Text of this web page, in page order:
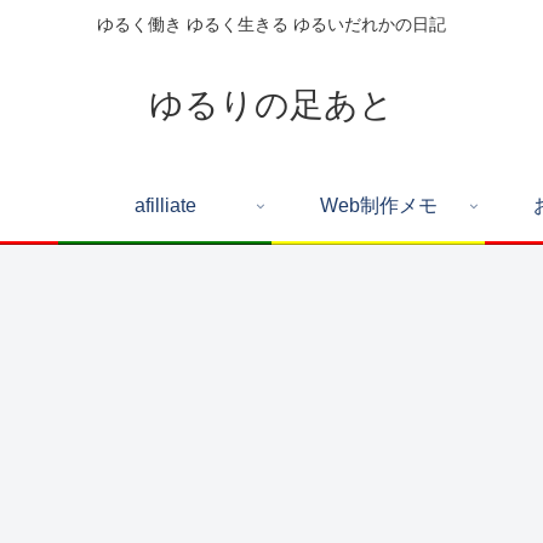
ゆるく働き ゆるく生きる ゆるいだれかの日記
ゆるりの足あと
afilliate Web制作メモ